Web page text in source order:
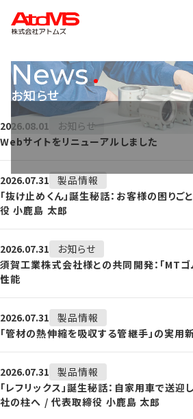
News
お知らせ
2026.08.01
お知らせ
Webサイトをリニューアルしました
2026.07.31
製品情報
「抜け止めくん」誕生秘話：お客様の困り
役 小鹿島 太郎
2026.07.31
お知らせ
須賀工業株式会社様との共同開発：「MT
性能
2026.07.31
製品情報
「管材の熱伸縮を吸収する管継手」の実用
2026.07.31
製品情報
「レフリックス」誕生秘話：自家用車で送迎
社の柱へ / 代表取締役 小鹿島 太郎